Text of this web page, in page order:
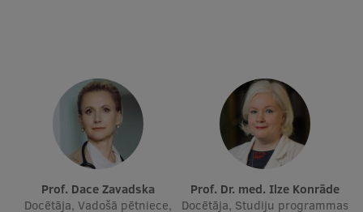
Prof. Dace Zavadska
Docētāja, Vadošā pētniece,
Prof. Dr. med. Ilze Konrāde
Docētāja, Studiju programmas